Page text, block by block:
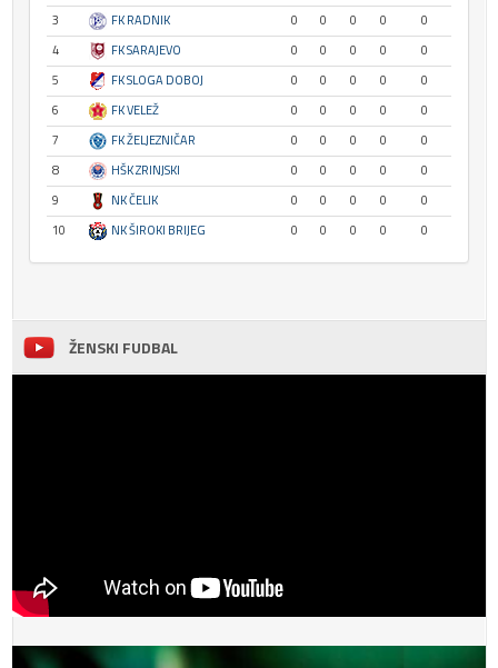
3
FK RADNIK 0 0 0 0
0
4
FK SARAJEVO 0 0 0 0
0
5
FK SLOGA DOBOJ 0 0 0 0
0
6
FK VELEŽ 0 0 0 0
0
7
FK ŽELJEZNIČAR 0 0 0 0
0
8
HŠK ZRINJSKI 0 0 0 0
0
9
NK ČELIK 0 0 0 0
0
10
NK ŠIROKI BRIJEG 0 0 0 0 0
ŽENSKI FUDBAL